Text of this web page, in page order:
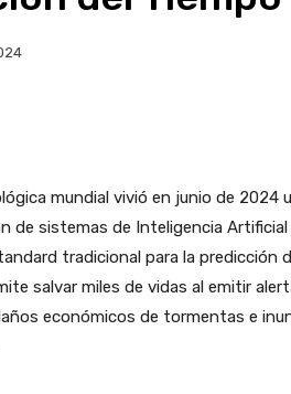
mundial vivió en junio de 2024
de sistemas de Inteligencia
tradicional para la predicción
salvar miles de vidas al emitir
económicos de tormentas e